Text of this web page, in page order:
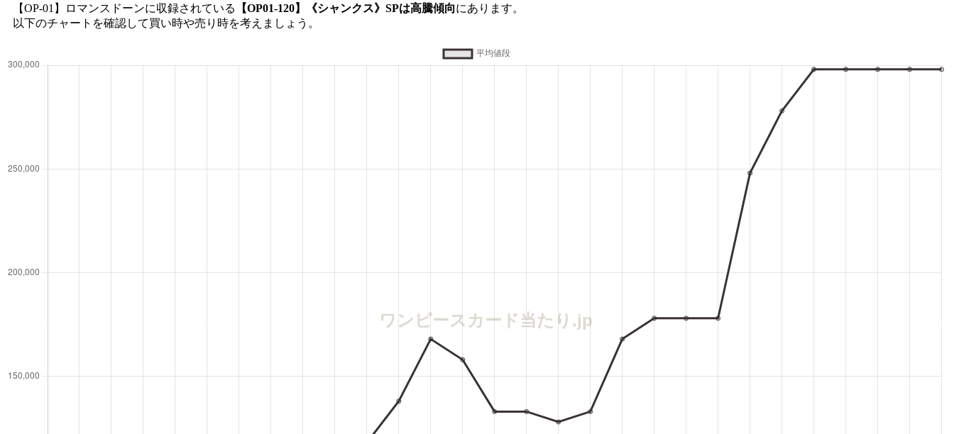
【OP-01】ロマンスドーンに収録されている 【OP01-120】《シャンクス》SPは高騰傾向にあります。
以下のチャートを確認して買い時や売り時を考えましょう。